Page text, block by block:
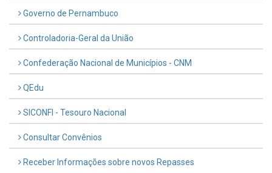
Governo de Pernambuco
Controladoria-Geral da União
Confederação Nacional de Municípios - CNM
QEdu
SICONFI - Tesouro Nacional
Consultar Convênios
Receber Informações sobre novos Repasses